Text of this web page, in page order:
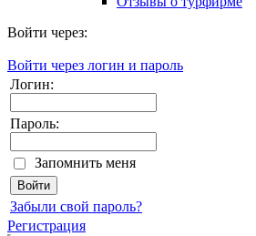
Войти через:
Войти через логин и пароль
Логин:
Пароль:
Запомнить меня
Забыли свой пароль?
Регистрация